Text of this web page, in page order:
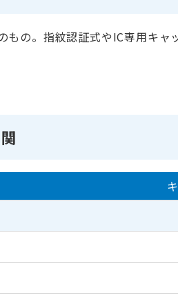
もの。指紋認証式やIC専用キャ